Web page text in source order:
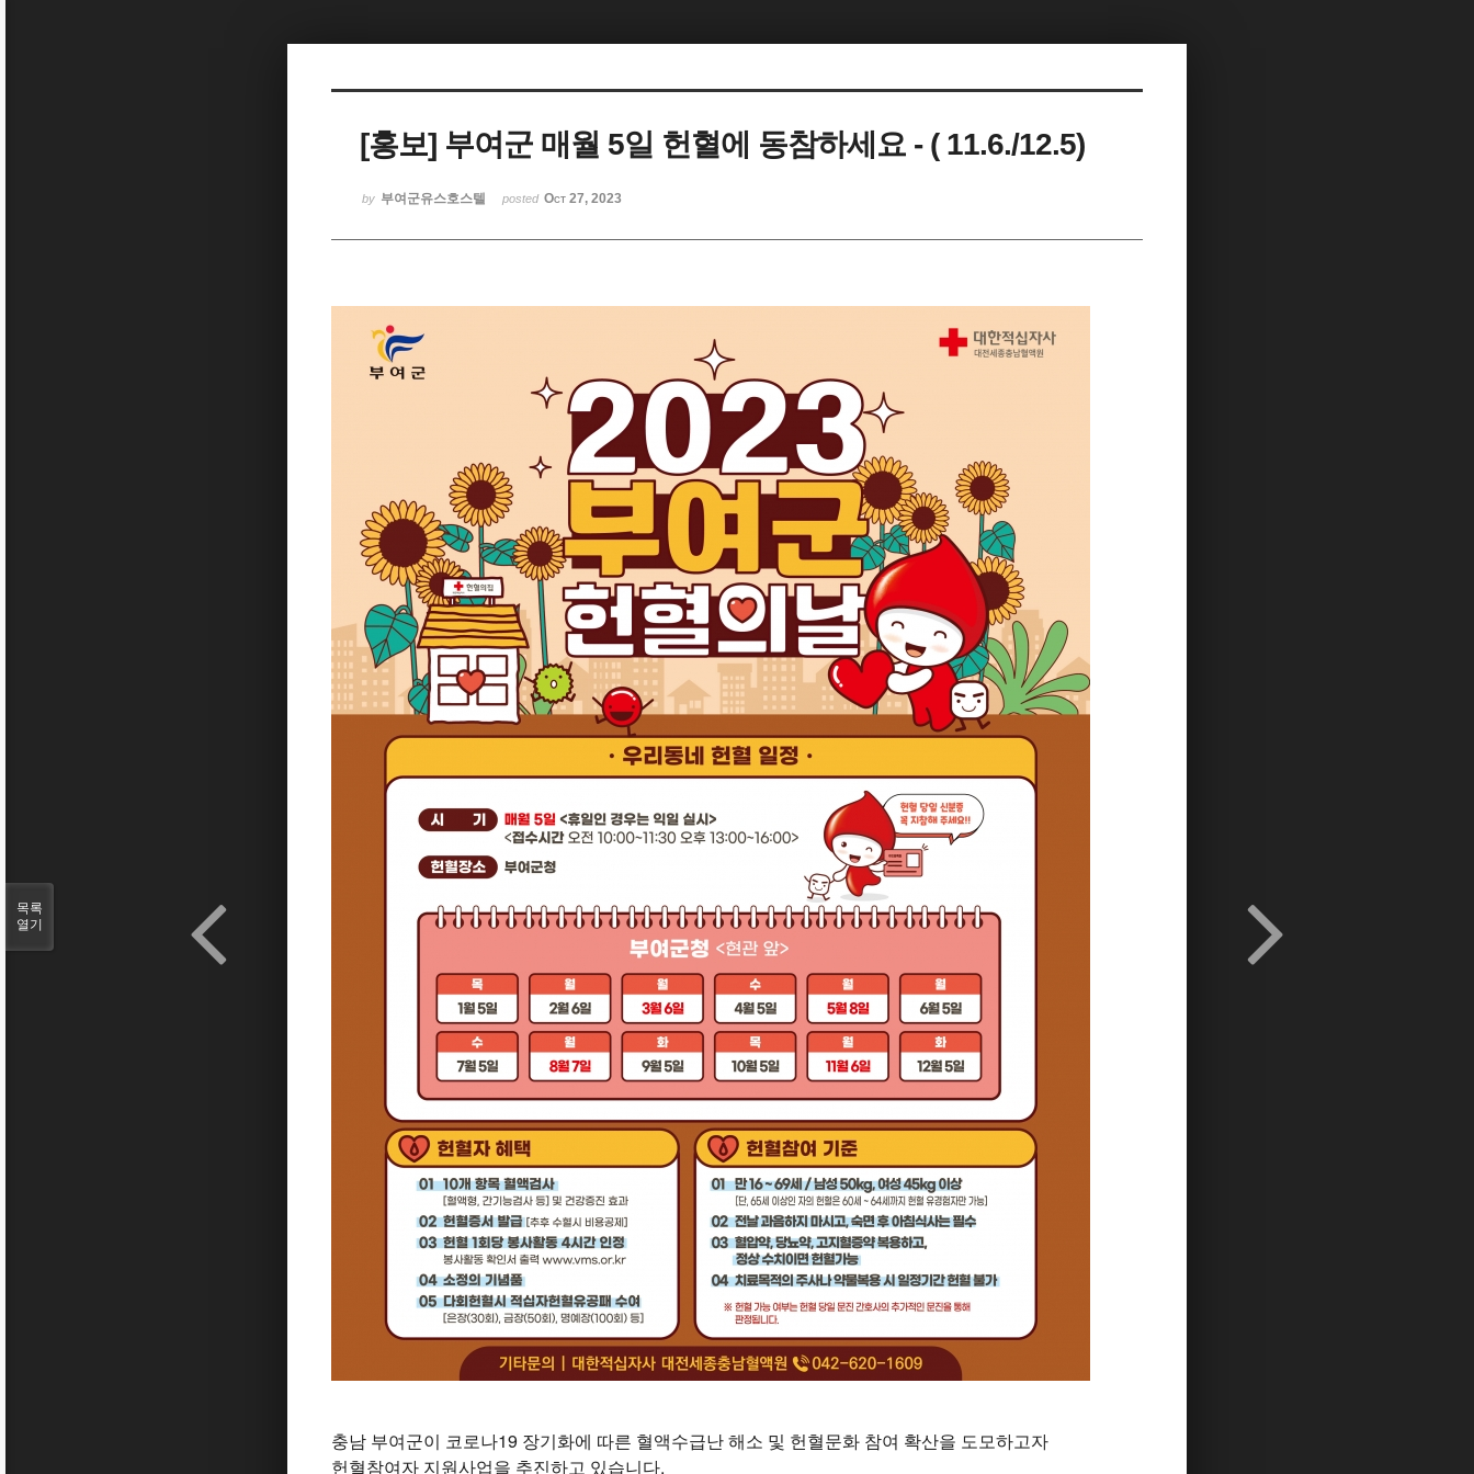
[홍보] 부여군 매월 5일 헌혈에 동참하세요 - ( 11.6./12.5)
by 부여군유스호스텔 posted Oct 27, 2023
충남 부여군이 코로나19 장기화에 따른 혈액수급난 해소 및 헌혈문화 참여 확산을 도모하고자
헌혈참여자 지원사업을 추진하고 있습니다.
목록
열기
Sketchbook5, 스케치북5
Sketchbook5, 스케치북5